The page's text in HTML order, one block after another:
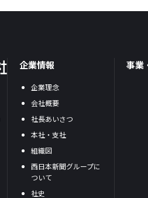
企業情報
企業理念
会社概要
社長あいさつ
本社・支社
組織図
西日本新聞グループに
ついて
社史
事業